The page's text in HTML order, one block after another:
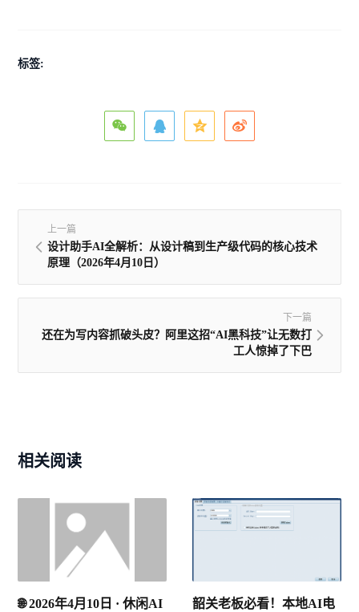
标签:
上一篇
设计助手AI全解析：从设计稿到生产级代码的核心技术
原理（2026年4月10日）
下一篇
还在为写内容抓破头皮？阿里这招“AI黑科技”让无数打
工人惊掉了下巴
相关阅读
🌐 2026年4月10日 · 休闲AI
韶关老板必看！本地AI电